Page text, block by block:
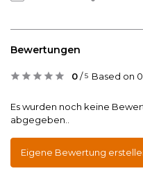
Bewertungen
0/5 Based on
Es wurden noch keine
abgegeben..
Eigene Bewertung